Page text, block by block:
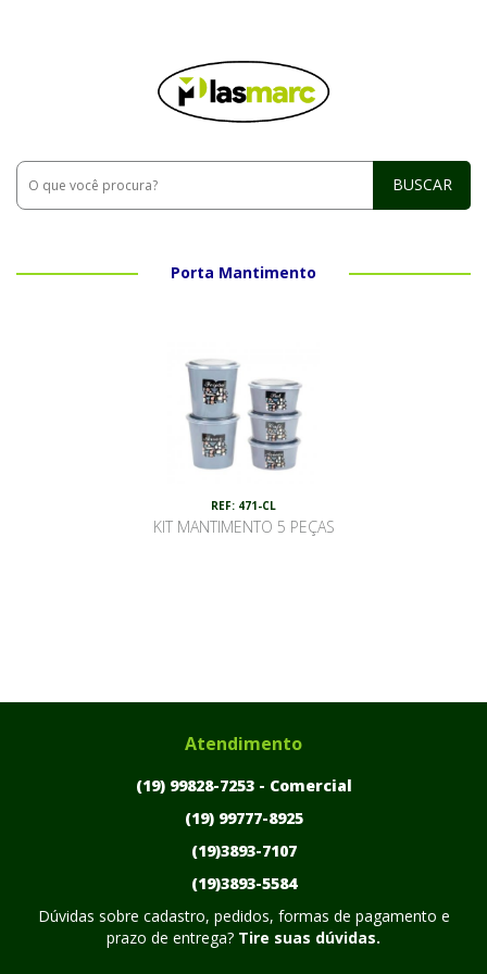
BUSCAR
Porta Mantimento
REF: 471-CL
KIT MANTIMENTO 5 PEÇAS
Atendimento
(19) 99828-7253 - Comercial
(19) 99777-8925
(19)3893-7107
(19)3893-5584
Dúvidas sobre cadastro, pedidos, formas de pagamento e
prazo de entrega? Tire suas dúvidas.